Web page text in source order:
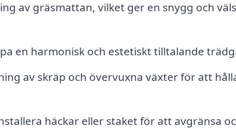
av gräsmattan, vilket ger en snygg och
en harmonisk och estetiskt tilltalande
av skräp och övervuxna växter för att
häckar eller staket för att avgränsa